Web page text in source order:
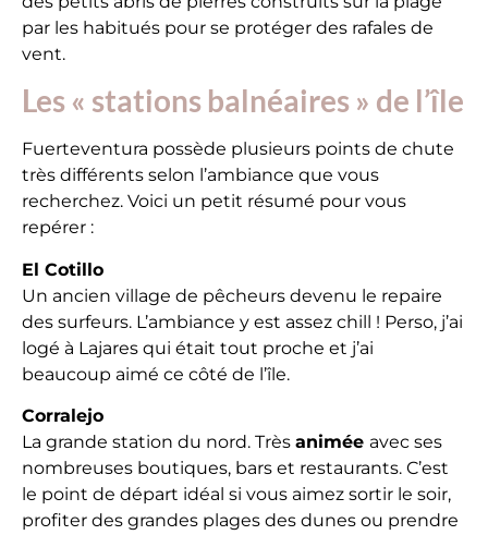
par les habitués pour se protéger des rafales de
vent.
Les « stations balnéaires » de l’île
Fuerteventura possède plusieurs points de chute
très différents selon l’ambiance que vous
recherchez. Voici un petit résumé pour vous
repérer :
El Cotillo
Un ancien village de pêcheurs devenu le repaire
des surfeurs. L’ambiance y est assez chill ! Perso, j’ai
logé à Lajares qui était tout proche et j’ai
beaucoup aimé ce côté de l’île.
Corralejo
La grande station du nord. Très animée avec ses
nombreuses boutiques, bars et restaurants. C’est
le point de départ idéal si vous aimez sortir le soir,
profiter des grandes plages des dunes ou prendre